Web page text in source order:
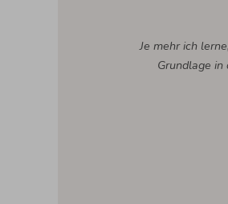
Je mehr ich
Grundlage in